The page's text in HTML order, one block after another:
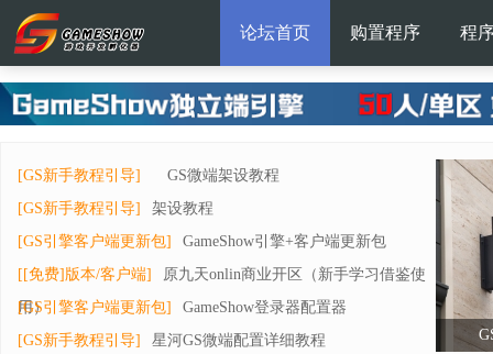
论坛首页 购置程序 程
[GS新手教程引导]
GS微端架设教程
[GS新手教程引导]
架设教程
[GS引擎客户端更新包]
GameShow引擎+客户端更新包
[[免费]版本/客户端]
原九天onlin商业开区（新手学习借鉴使
用）
[GS引擎客户端更新包]
GameShow登录器配置器
[GS新手教程引导]
星河GS微端配置详细教程